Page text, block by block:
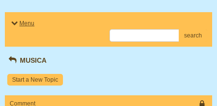
Menu
search
MUSICA
Start a New Topic
Comment